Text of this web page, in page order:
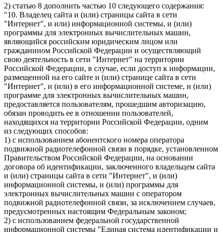
2) статью 8 дополнить частью 10 следующего содержания:
"10. Владелец сайта и (или) страницы сайта в сети
"Интернет", и или) информационной системы, и (или)
программы для электронных вычислительных машин,
являющийся российским юридическим лицом или
гражданином Российской Федерации и осуществляющий
свою деятельность в сети "Интернет" на территории
Российской Федерации, в случае, если доступ к информации,
размещенной на его сайте и (или) странице сайта в сети
"Интернет", и (или) в его информационной системе, и (или)
программе для электронных вычислительных машин,
предоставляется пользователям, прошедшим авторизацию,
обязан проводить ее в отношении пользователей,
находящихся на территории Российской Федерации, одним
из следующих способов:
1) с использованием абонентского номера оператора
подвижной радиотелефонной связи в порядке, установленном
Правительством Российской Федерации, на основании
договора об идентификации, заключенного владельцем сайта
и (или) страницы сайта в сети "Интернет", и (или)
информационной системы, и (или) программы для
электронных вычислительных машин с оператором
подвижной радиотелефонной связи, за исключением случаев,
предусмотренных настоящим Федеральным законом;
2) с использованием федеральной государственной
информационной системы "Единая система идентификации и